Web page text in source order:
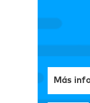
Más